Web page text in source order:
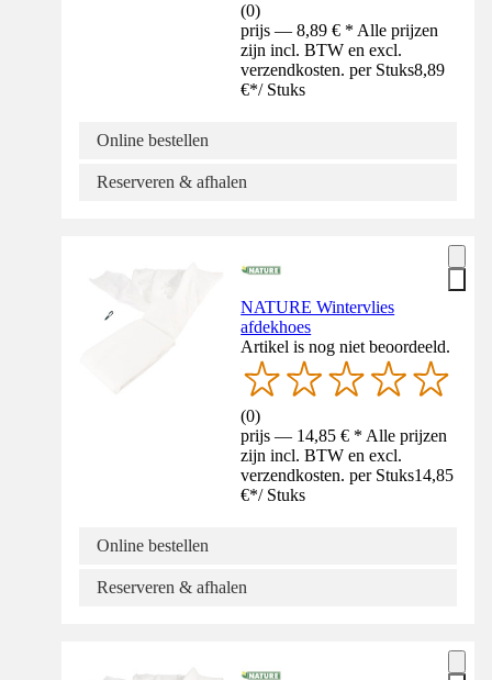
(0)
prijs — 8,89 € * Alle prijzen
zijn incl. BTW en excl.
verzendkosten. per Stuks8,89
€*/ Stuks
Online bestellen
Reserveren & afhalen
NATURE Wintervlies
afdekhoes
Artikel is nog niet beoordeeld.
(0)
prijs — 14,85 € * Alle prijzen
zijn incl. BTW en excl.
verzendkosten. per Stuks14,85
€*/ Stuks
Online bestellen
Reserveren & afhalen